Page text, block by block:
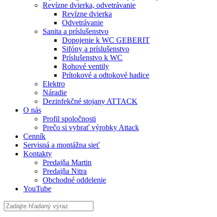
Revízne dvierka, odvetrávanie
Revízne dvierka
Odvetrávanie
Sanita a príslušenstvo
Dopojenie k WC GEBERIT
Sifóny a príslušenstvo
Príslušenstvo k WC
Rohové ventily
Prítokové a odtokové hadice
Elektro
Náradie
Dezinfekčné stojany ATTACK
O nás
Profil spoločnosti
Prečo si vybrať výrobky Attack
Cenník
Servisná a montážna sieť
Kontakty
Predajňa Martin
Predajňa Nitra
Obchodné oddelenie
YouTube